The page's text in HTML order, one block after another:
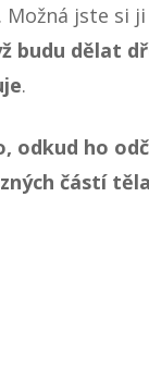
jste si
budu dělat
.
odkud ho
částí